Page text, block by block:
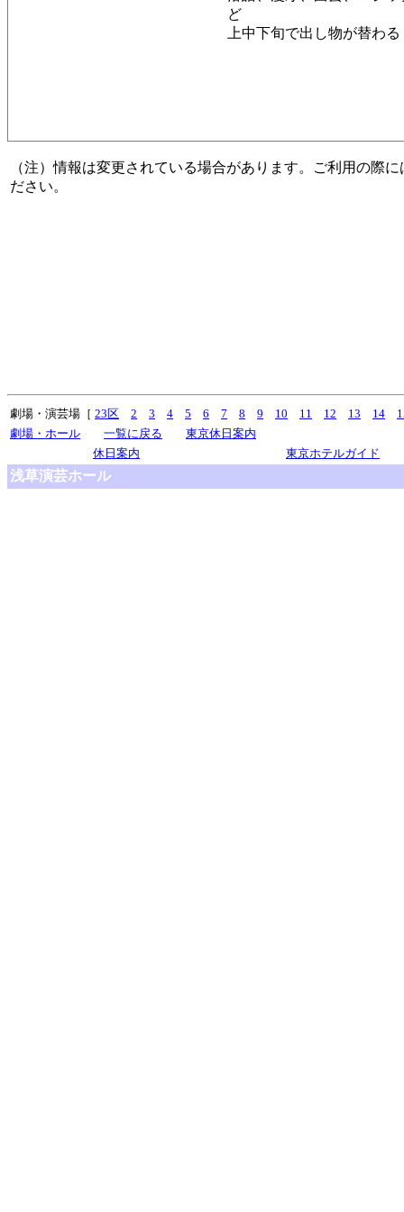
ど
上中下旬で出し物が替わる
（注）情報は変更されている場合があります。ご利用の際
ださい。
劇場・演芸場［ 23区 2 3 4 5 6 7 8 9 10 11 12 13 14
劇場・ホール
一覧に戻る
東京休日案内
休日案内
東京ホテルガイド
浅草演芸ホール